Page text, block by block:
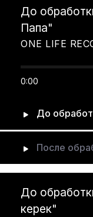
До
Папа"
ONE LIFE
0:00
До
После
До
керек"